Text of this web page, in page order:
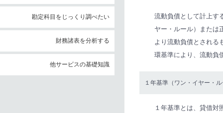
勘定科目をじっくり調べたい
財務諸表を分析する
他サービスの基礎知識
流動負債として計上す
ヤー・ルール）または
より流動負債とされる
環基準により、流動負
１年基準（ワン・イヤー・
１年基準とは、貸借対